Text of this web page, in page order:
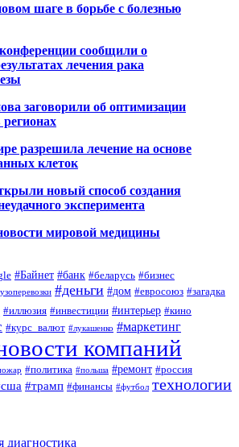
шаге в борьбе с болезнью
сообщили о
лечения рака
заговорили об оптимизации
разрешила лечение на основе
клеток
новый способ создания
эксперимента
мировой медицины
#Байнет #банк #беларусь #бизнес
#деньги #дом #евросоюз #загадка
#иллюзия #инвестиции #интерьер #кино
#курс_валют #лукашенко #маркетинг
компаний
#политика #польша #ремонт #россия
#трамп #финансы #футбол технологии
диагностика